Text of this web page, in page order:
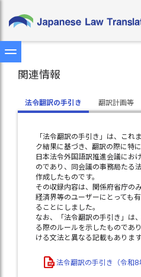
関連情報
法令翻訳の手引き 翻訳計画等
「法令翻訳の手引き」は、これ
ク結果に基づき、翻訳の際に特
日本法令外国語訳推進会議にお
のであり、同会議の事務局たる
作成したものです。
その収録内容は、関係府省庁の
経済界等のユーザーにとっても
ることにしました。
なお、「法令翻訳の手引き」は
る際のルールを示したものであ
ける文法と異なる記載もあります
法令翻訳の手引き（令和8